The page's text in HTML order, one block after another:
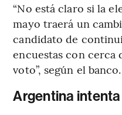
“No está claro si la
mayo traerá un
candidato de
encuestas con cerca
voto”, según el banco.
Argentina